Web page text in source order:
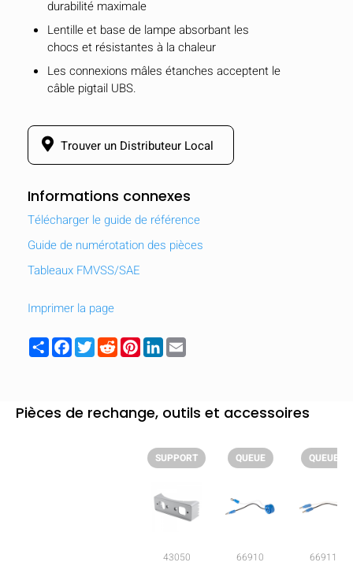
Comparer
[MISSING:
turn your phone to ]
durabilité maximale
Lentille et base de lampe absorbant les
chocs et résistantes à la chaleur
Les connexions mâles étanches acceptent le
câble pigtail UBS.
Trouver un Distributeur Local
Informations connexes
Télécharger le guide de référence
Guide de numérotation des pièces
Tableaux FMVSS/SAE
Imprimer la page
ShareFacebook
TwitterRedditPinterest
LinkedIn
Pièces de rechange, outils et accessoires
SUPPORT
43050
QUEUE
66910
QUEUE
66911